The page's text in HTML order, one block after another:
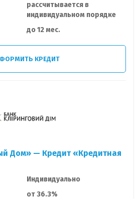
рассчитывается в
индивидуальном порядке
до 12 мес.
КРЕДИТ
Дом» — Кредит «Кредитная
Индивидуально
от 36.3%